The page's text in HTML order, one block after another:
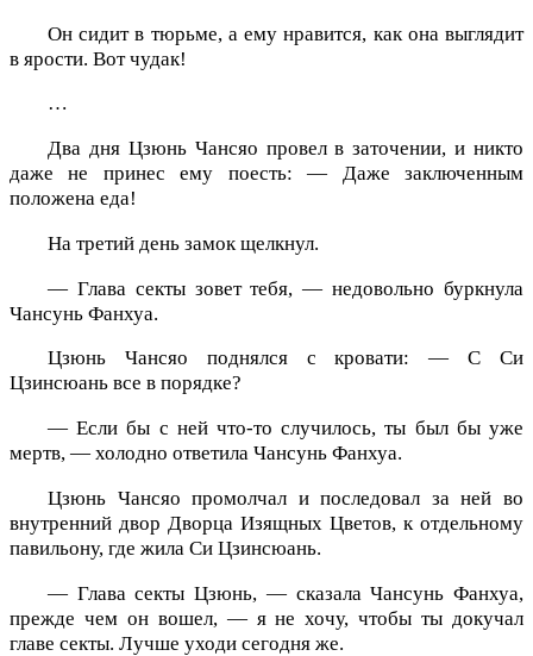
Он сидит в тюрьме, а ему нравится, как она выглядит
в ярости. Вот чудак!
…
Два дня Цзюнь Чансяо провел в заточении, и никто
даже не принес ему поесть: — Даже заключенным
положена еда!
На третий день замок щелкнул.
— Глава секты зовет тебя, — недовольно буркнула
Чансунь Фанхуа.
Цзюнь Чансяо поднялся с кровати: — С Си
Цзинсюань все в порядке?
— Если бы с ней что-то случилось, ты был бы уже
мертв, — холодно ответила Чансунь Фанхуа.
Цзюнь Чансяо промолчал и последовал за ней во
внутренний двор Дворца Изящных Цветов, к отдельному
павильону, где жила Си Цзинсюань.
— Глава секты Цзюнь, — сказала Чансунь Фанхуа,
прежде чем он вошел, — я не хочу, чтобы ты докучал
главе секты. Лучше уходи сегодня же.